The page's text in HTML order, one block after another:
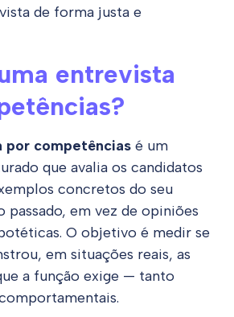
de forma justa e
entrevista
por competências é um
que avalia os candidatos
concretos do seu
em vez de opiniões
O objetivo é medir se
em situações reais, as
a função exige — tanto